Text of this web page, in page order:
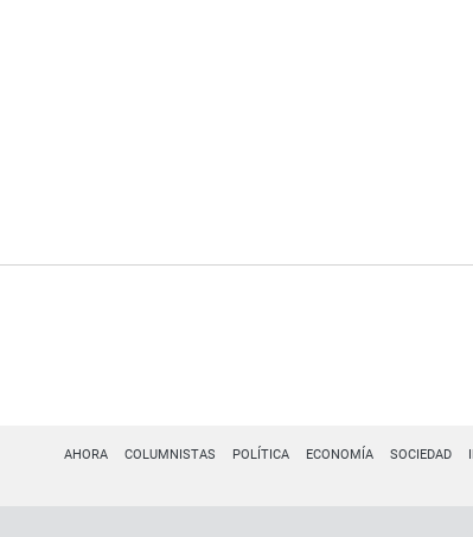
AHORA COLUMNISTAS POLÍTICA ECONOMÍA SOCIEDAD